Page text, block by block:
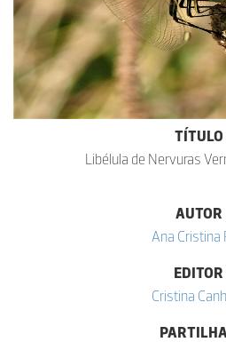
TÍTULO
Libélula de Nervuras
AUTOR
Ana Cristina
EDITOR
Cristina